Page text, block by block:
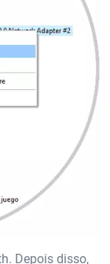
Depois disso,